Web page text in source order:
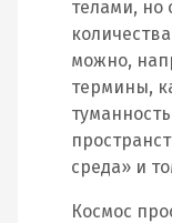
телами, но
можно,
термины,
среда» и
Космос